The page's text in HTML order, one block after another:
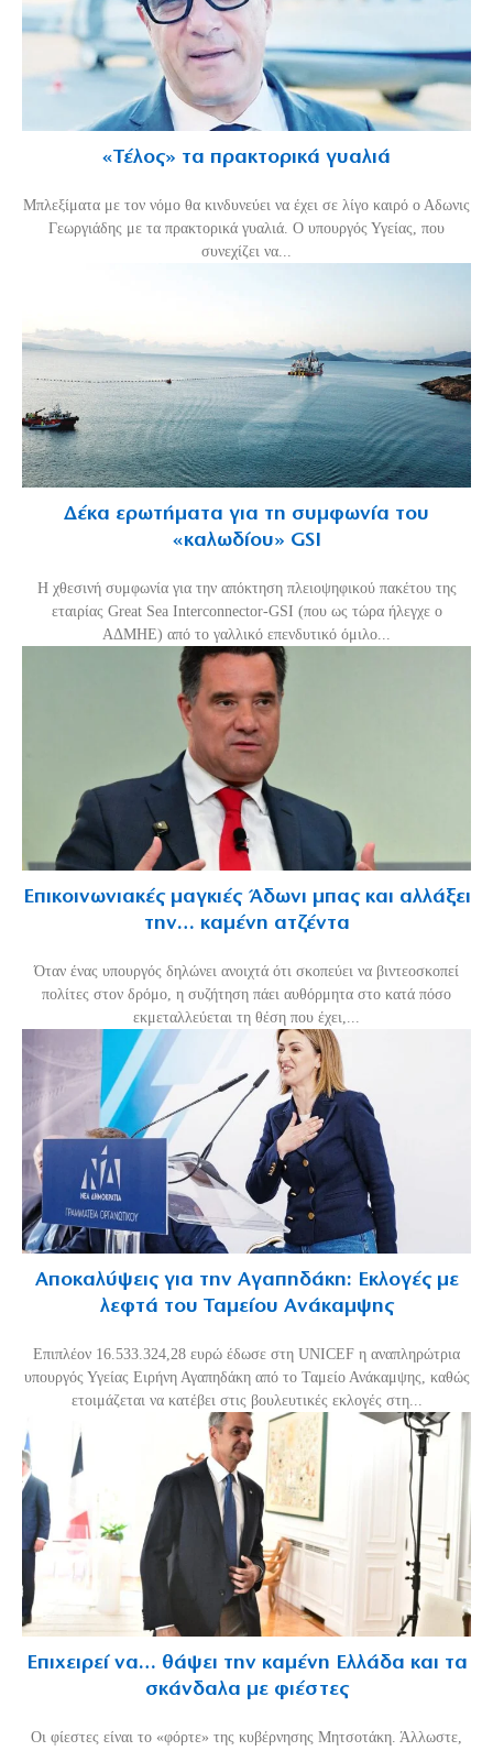
«Τέλος» τα πρακτορικά γυαλιά
Μπλεξίματα με τον νόμο θα κινδυνεύει να έχει σε λίγο καιρό ο Αδωνις
Γεωργιάδης με τα πρακτορικά γυαλιά. Ο υπουργός Υγείας, που
συνεχίζει να...
Δέκα ερωτήματα για τη συμφωνία του
«καλωδίου» GSI
Η χθεσινή συμφωνία για την απόκτηση πλειοψηφικού πακέτου της
εταιρίας Great Sea Interconnector-GSI (που ως τώρα ήλεγχε ο
ΑΔΜΗΕ) από το γαλλικό επενδυτικό όμιλο...
Επικοινωνιακές μαγκιές Άδωνι μπας και αλλάξει
την… καμένη ατζέντα
Όταν ένας υπουργός δηλώνει ανοιχτά ότι σκοπεύει να βιντεοσκοπεί
πολίτες στον δρόμο, η συζήτηση πάει αυθόρμητα στο κατά πόσο
εκμεταλλεύεται τη θέση που έχει,...
Αποκαλύψεις για την Αγαπηδάκη: Εκλογές με
λεφτά του Ταμείου Ανάκαμψης
Επιπλέον 16.533.324,28 ευρώ έδωσε στη UNICEF η αναπληρώτρια
υπουργός Υγείας Ειρήνη Αγαπηδάκη από το Ταμείο Ανάκαμψης, καθώς
ετοιμάζεται να κατέβει στις βουλευτικές εκλογές στη...
Επιχειρεί να… θάψει την καμένη Ελλάδα και τα
σκάνδαλα με φιέστες
Οι φίεστες είναι το «φόρτε» της κυβέρνησης Μητσοτάκη. Άλλωστε,